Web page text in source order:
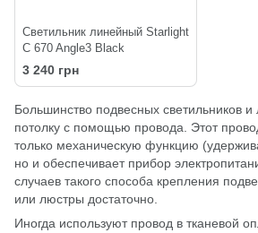
Светильник линейный Starlight
C 670 Angle3 Black
3 240 грн
Большинство подвесных светильников и
потолку с помощью провода. Этот
только механическую функцию
но и обеспечивает прибор
случаев такого способа крепления
или люстры достаточно.
Иногда используют провод в тканевой